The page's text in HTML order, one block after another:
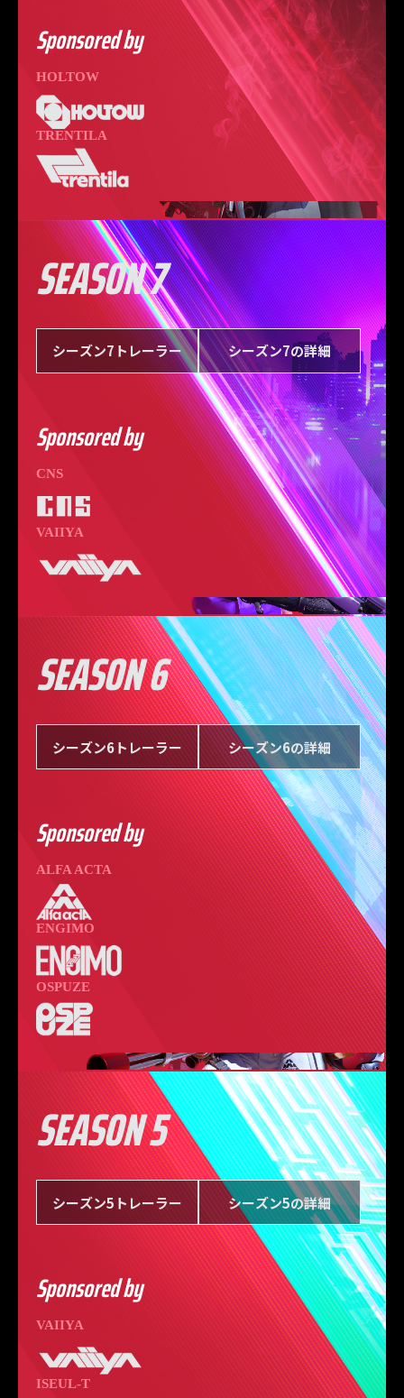
SEASON 5
シーズン5トレーラー シーズン5の詳細
Sponsored by
VAIIYA
ISEUL-T
SEASON 6
シーズン6トレーラー シーズン6の詳細
Sponsored by
ALFA ACTA
ENGIMO
OSPUZE
SEASON 7
シーズン7トレーラー シーズン7の詳細
Sponsored by
CNS
VAIIYA
Sponsored by
HOLTOW
TRENTILA